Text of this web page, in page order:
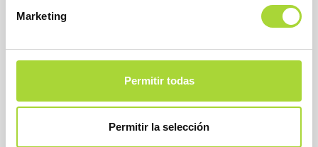
Marketing
Permitir todas
Permitir la selección
aglutinó a más de ochenta organizaciones bajo un pacto
con el objetivo de promover el desarrollo en la